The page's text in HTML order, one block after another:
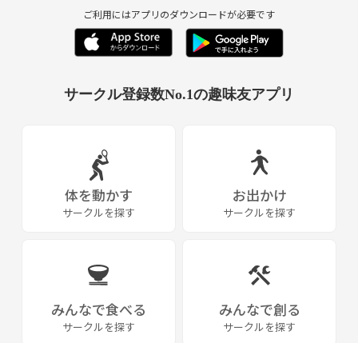
30代後半～40代の一線を退いた方も大歓迎！！
くらいですが開催日によって構成は変わります。
と言われます。
現在、新規メンバーは毎回少しずつ増えています。
そのほとんどの人がリピーターとしてその後も『ＯＺ』に
不安で迷っている方も是非一度『ＯＺ』の雰囲気を観に来てください。
経験者までどのレベルの人でも幅広く楽しめるよう配慮しています。
どのサークルにも言えることですが、早くその中に溶け込むには沢山の
人と話せるアフターの飲み会はとても大切なイベントの一つです！
ガチなバスケよりも楽しいバスケが大好き♡
一緒に笑い合える仲間と楽しいバスケを探している人、特に初心者は大
歓迎です！！
ご利用にはアプリのダウンロードが必要です
サークル登録数No.1の趣味友アプリ
体を動かす
サークルを探す
お出かけ
サークルを探す
みんなで食べる
サークルを探す
みんなで創る
サークルを探す